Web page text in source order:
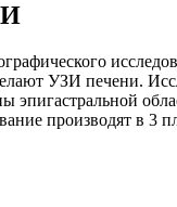
УЗИ печени.
эпигастральной
производят в 3